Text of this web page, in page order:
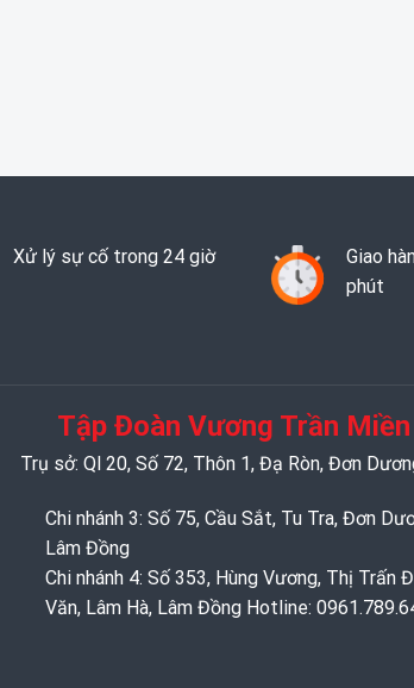
Xử lý sự cố trong 24 giờ
Giao
phút
Tập Đoàn Vương Trần
Trụ sở: Ql 20, Số 72, Thôn 1, Đạ Ròn, Đơn
Chi nhánh 3: Số 75, Cầu Sắt, Tu Tra, Đơn
Lâm Đồng
Chi nhánh 4: Số 353, Hùng Vương, Thị Trấn
Văn, Lâm Hà, Lâm Đồng Hotline: